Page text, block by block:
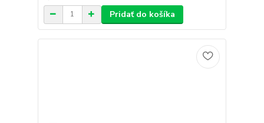
Pridať do košíka